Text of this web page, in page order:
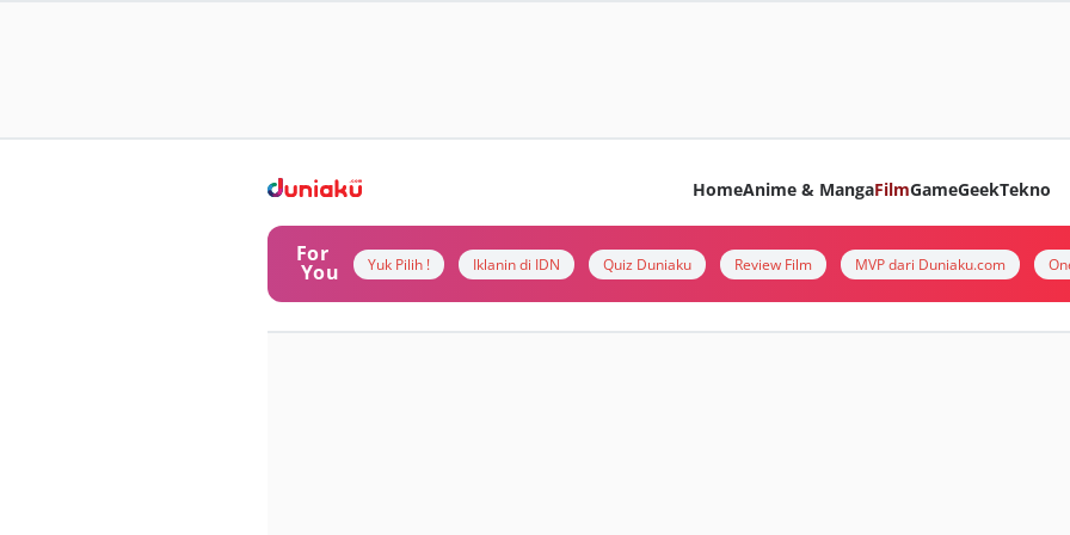
HomeAnime & MangaFilmGameGeekTekno
For
You Yuk Pilih ! Iklanin di IDN Quiz Duniaku Review Film MVP dari Duniaku.com